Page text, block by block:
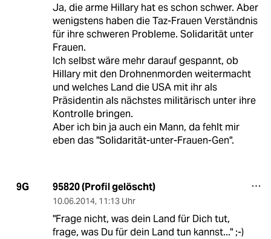
Ja, die arme Hillary hat es schon schwer. Aber
wenigstens haben die Taz-Frauen Verständnis
für ihre schweren Probleme. Solidarität unter
Frauen.
Ich selbst wäre mehr darauf gespannt, ob
Hillary mit den Drohnenmorden weitermacht
und welches Land die USA mit ihr als
Präsidentin als nächstes militärisch unter ihre
Kontrolle bringen.
Aber ich bin ja auch ein Mann, da fehlt mir
eben das "Solidarität-unter-Frauen-Gen".
9G 95820 (Profil gelöscht)
10.06.2014, 11:13 Uhr
"Frage nicht, was dein Land für Dich tut,
frage, was Du für dein Land tun kannst..." ;-)